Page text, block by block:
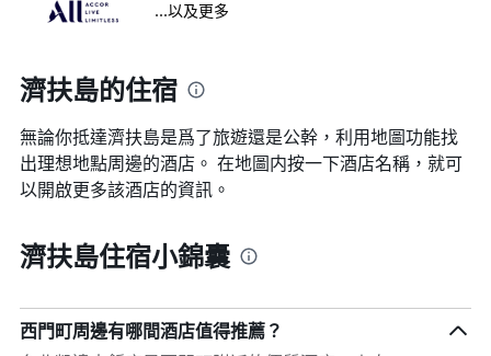
...以及更多
濟扶島的住宿
無論你抵達濟扶島​是爲了旅遊還是公幹，利用地圖功能找
出理想地點周邊的酒店。 在地圖内按一下酒店名稱，就可
以開啟更多該酒店的資訊。
濟扶島住宿小錦囊
西門町周邊有哪間酒店值得推薦？